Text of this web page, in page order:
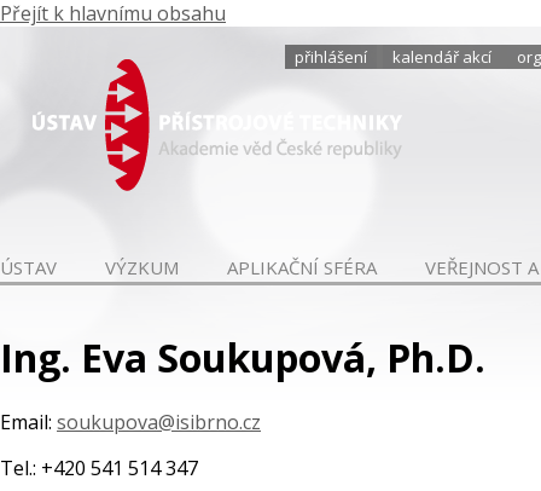
Přejít k hlavnímu obsahu
přihlášení kalendář akcí
ÚSTAV VÝZKUM APLIKAČNÍ SFÉRA VEŘEJNOST
Ing. Eva Soukupová, Ph.D.
Email: soukupova@isibrno.cz
Tel.: +420 541 514 347